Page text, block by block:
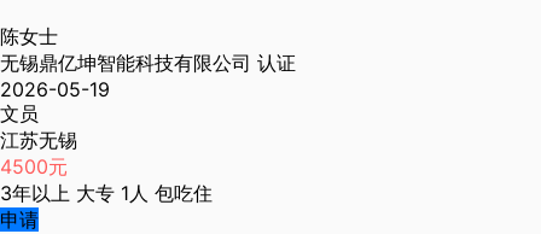
陈女士
无锡鼎亿坤智能科技有限公司 认证
2026-05-19
文员
江苏无锡
4500元
3年以上 大专 1人 包吃住
申请